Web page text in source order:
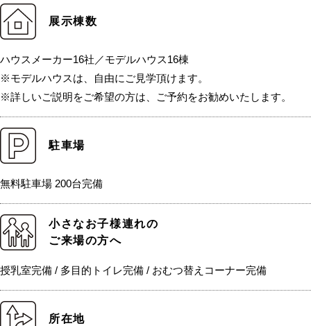
展示棟数
ハウスメーカー16社／モデルハウス16棟
※モデルハウスは、自由にご見学頂けます。
※詳しいご説明をご希望の方は、ご予約をお勧めいたします。
駐車場
無料駐車場 200台完備
小さなお子様連れの
ご来場の方へ
授乳室完備 / 多目的トイレ完備 / おむつ替えコーナー完備
所在地